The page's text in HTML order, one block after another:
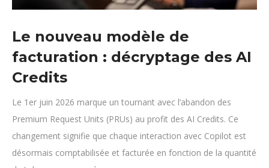
Le nouveau modèle de
facturation : décryptage des AI
Credits
Le 1er juin 2026 marque un tournant avec l’abandon des
Premium Request Units (PRUs) au profit des AI Credits. Ce
changement signifie que chaque interaction avec Copilot est
désormais comptabilisée et facturée en fonction de la quantité